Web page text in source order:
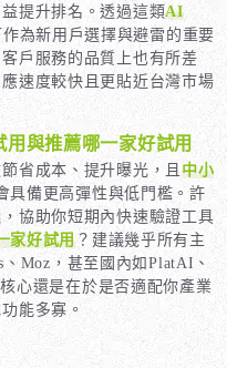
提升排名。透過這類AI
作為新用戶選擇與避雷的重要
戶服務的品質上也有所差
速度較快且更貼近台灣市場
與推薦哪一家好試用
省成本、提升曝光，且 中小
具備更高彈性與低門檻。許
協助你短期內快速驗證工具
家好試用 ？建議幾乎所有主
Moz，甚至國內如PlatAI、
心還是在於是否適配你產業
能多寡。